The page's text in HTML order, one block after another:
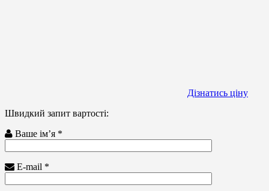
Дізнатись ціну
Швидкий запит вартості:
Ваше ім’я *
E-mail *